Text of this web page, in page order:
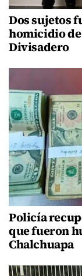
Dos sujetos
homicidio de
Divisadero
Policía
que fueron
Chalchuapa